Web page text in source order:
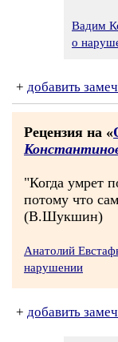
Вадим
о
+ добавить
Рецензия на «
"Когда умрет
потому что
(В.Шукшин)
Анатолий
нарушении
+ добавить